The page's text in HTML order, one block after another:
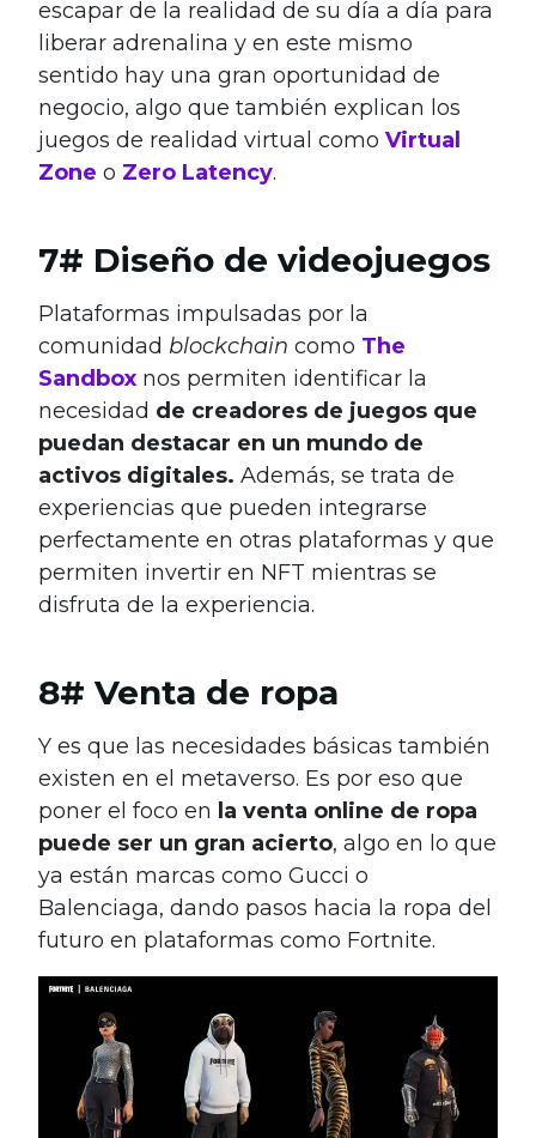
escapar de la realidad de su día a día para
liberar adrenalina y en este mismo
sentido hay una gran oportunidad de
negocio, algo que también explican los
juegos de realidad virtual como Virtual
Zone o Zero Latency.
7# Diseño de videojuegos
Plataformas impulsadas por la
comunidad blockchain como The
Sandbox nos permiten identificar la
necesidad de creadores de juegos que
puedan destacar en un mundo de
activos digitales. Además, se trata de
experiencias que pueden integrarse
perfectamente en otras plataformas y que
permiten invertir en NFT mientras se
disfruta de la experiencia.
8# Venta de ropa
Y es que las necesidades básicas también
existen en el metaverso. Es por eso que
poner el foco en la venta online de ropa
puede ser un gran acierto, algo en lo que
ya están marcas como Gucci o
Balenciaga, dando pasos hacia la ropa del
futuro en plataformas como Fortnite.